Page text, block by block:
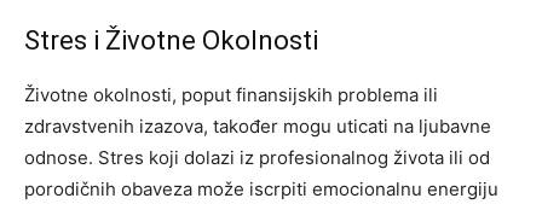
Stres i Životne Okolnosti
Životne okolnosti, poput finansijskih problema ili
zdravstvenih izazova, također mogu uticati na ljubavne
odnose. Stres koji dolazi iz profesionalnog života ili od
porodičnih obaveza može iscrpiti emocionalnu energiju